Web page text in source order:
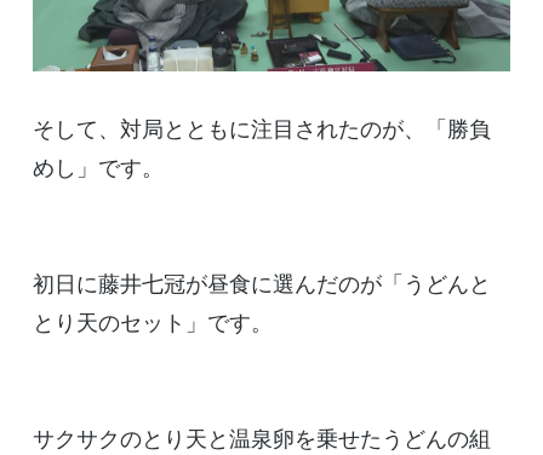
そして、対局とともに注目されたのが、「勝負
めし」です。
初日に藤井七冠が昼食に選んだのが「うどんと
とり天のセット」です。
サクサクのとり天と温泉卵を乗せたうどんの組